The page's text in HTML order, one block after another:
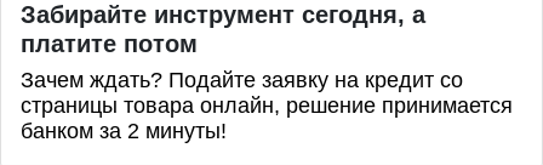
Забирайте инструмент сегодня, а
платите потом
Зачем ждать? Подайте заявку на кредит со
страницы товара онлайн, решение принимается
банком за 2 минуты!